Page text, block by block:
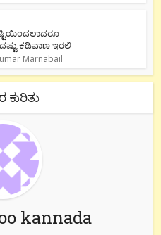
ಕಡಿವಾಣ ಇರಲಿ
Marnabail
ಕುರಿತು
kannada